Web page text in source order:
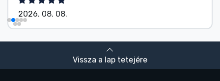
2026. 08. 07.
Vissza a lap tetejére